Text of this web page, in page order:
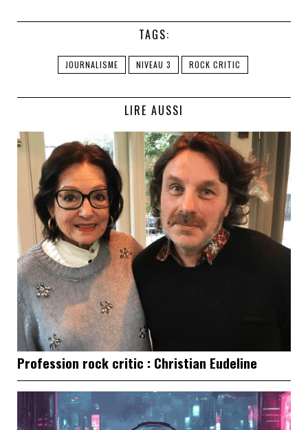
TAGS:
JOURNALISME NIVEAU 3 ROCK CRITIC
LIRE AUSSI
Profession rock critic : Christian Eudeline